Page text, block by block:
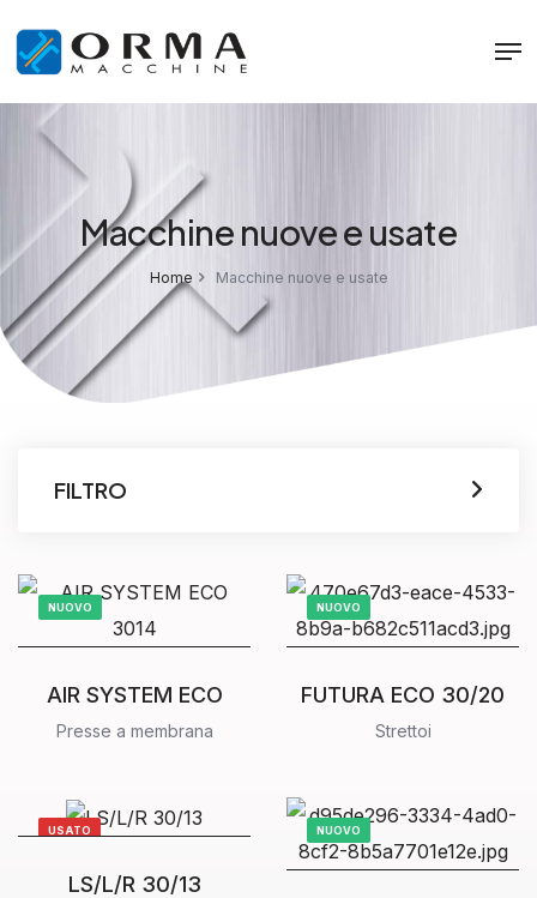
Macchine nuove e usate
Home Macchine nuove e usate
NUOVO
AIR SYSTEM ECO
Presse a membrana
NUOVO
FUTURA ECO 30/20
Strettoi
USATO
LS/L/R 30/13
NUOVO
FILTRO